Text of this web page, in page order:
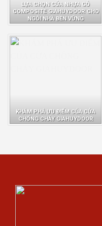
LỰA CHỌN CỬA NHỰA GỖ
COMPOSITE GIAHUYDOOR CHO
NGÔI NHÀ BỀN VỮNG
KHÁM PHÁ ƯU ĐIỂM CỦA CỬA
CHỐNG CHÁY GIAHUYDOOR